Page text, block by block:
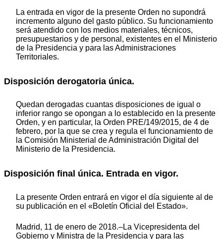
La entrada en vigor de la presente Orden no supondrá
incremento alguno del gasto público. Su funcionamiento
será atendido con los medios materiales, técnicos,
presupuestarios y de personal, existentes en el Ministerio
de la Presidencia y para las Administraciones
Territoriales.
Disposición derogatoria única.
Quedan derogadas cuantas disposiciones de igual o
inferior rango se opongan a lo establecido en la presente
Orden, y en particular, la Orden PRE/149/2015, de 4 de
febrero, por la que se crea y regula el funcionamiento de
la Comisión Ministerial de Administración Digital del
Ministerio de la Presidencia.
Disposición final única. Entrada en vigor.
La presente Orden entrará en vigor el día siguiente al de
su publicación en el «Boletín Oficial del Estado».
Madrid, 11 de enero de 2018.–La Vicepresidenta del
Gobierno y Ministra de la Presidencia y para las